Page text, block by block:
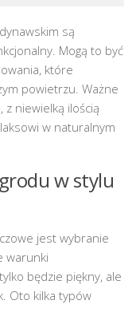
są
Mogą to być
które
powietrzu. Ważne
niewielką ilością
w naturalnym
w stylu
jest wybranie
warunki
będzie piękny, ale
Oto kilka typów